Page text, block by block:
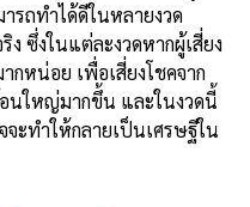
รถทำได้ดีในหลายงวด
ง ซึ่งในแต่ละงวดหากผู้เสี่ยง
กหน่อย เพื่อเสี่ยงโชคจาก
อนใหญ่มากขึ้น และในงวดนี้
ะทำให้กลายเป็นเศรษฐีใน